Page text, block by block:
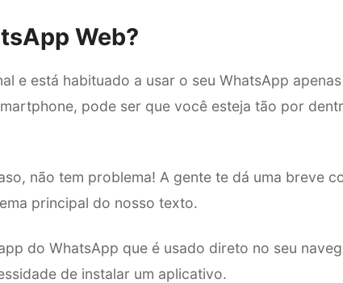
Web?
e está habituado a usar o seu WhatsApp
pode ser que você esteja tão por
não tem problema! A gente te dá uma breve
principal do nosso texto.
do WhatsApp que é usado direto no seu
de instalar um aplicativo.